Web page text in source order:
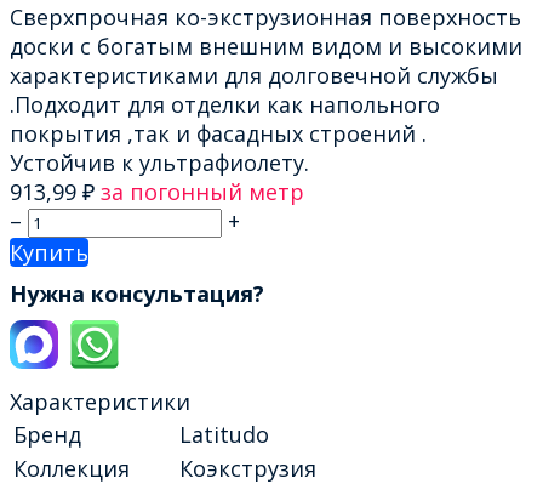
Сверхпрочная ко-экструзионная поверхность
доски с богатым внешним видом и высокими
характеристиками для долговечной службы
.Подходит для отделки как напольного
покрытия ,так и фасадных строений .
Устойчив к ультрафиолету.
913,99 ₽ за погонный метр
–
+
Купить
Нужна консультация?
Характеристики
Бренд
Latitudo
Коллекция
Коэкструзия